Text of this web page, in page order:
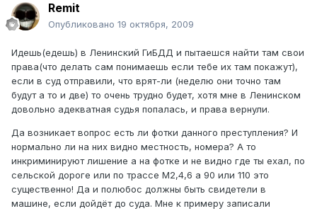
Remit
Опубликовано 19 октября, 2009
Идешь(едешь) в Ленинский ГиБДД и пытаешся найти там свои
права(что делать сам понимаешь если тебе их там покажут),
если в суд отправили, что врят-ли (неделю они точно там
будут а то и две) то очень трудно будет, хотя мне в Ленинском
довольно адекватная судья попалась, и права вернули.
Да возникает вопрос есть ли фотки данного преступления? И
нормально ли на них видно местность, номера? А то
инкриминируют лишение а на фотке и не видно где ты ехал, по
сельской дороге или по трассе М2,4,6 а 90 или 110 это
существенно! Да и полюбос должны быть свидетели в
машине, если дойдёт до суда. Мне к примеру записали